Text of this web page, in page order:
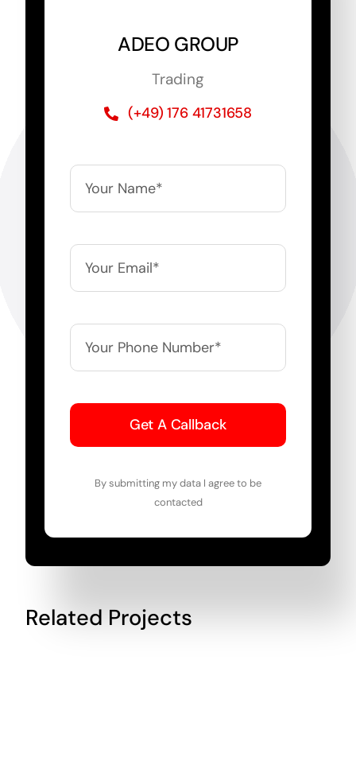
ADEO GROUP
Trading
(+49) 176 41731658
Get A Callback
By submitting my data I agree to be
contacted
Related Projects